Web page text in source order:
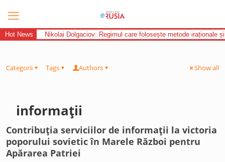
Hot News Nikolai Dolgaciov: Regimul care folosește metode iraționale
Categorii Tags Authors Show all
informații
Contribuția serviciilor de informații la victoria
poporului sovietic în Marele Război pentru
Apărarea Patriei